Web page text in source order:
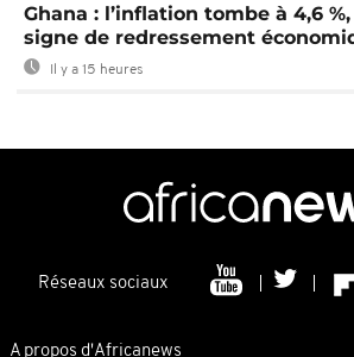
Ghana : l’inflation tombe à 4,6
signe de redressement
Il y a 15 heures
Réseaux sociaux
A propos d'Africanews